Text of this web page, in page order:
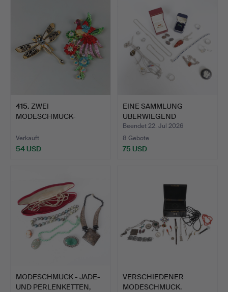
415. ZWEI
MODESCHMUCK-
Verkauft
54 USD
EINE SAMMLUNG
ÜBERWIEGEND
SILBERSCHMUCK (M…
Beendet 22. Jul 2026
8 Gebote
75 USD
MODESCHMUCK - JADE-
UND PERLENKETTEN,
VERSCHIEDENER
MODESCHMUCK.